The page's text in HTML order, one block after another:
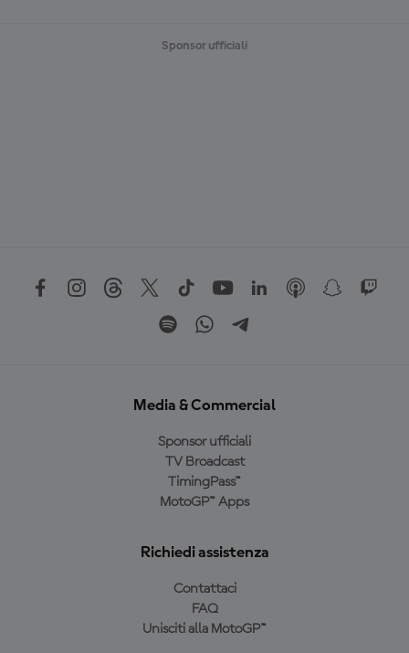
Sponsor ufficiali
Media & Commercial
Sponsor ufficiali
TV Broadcast
TimingPass™
MotoGP™ Apps
Richiedi assistenza
Contattaci
FAQ
Unisciti alla MotoGP™